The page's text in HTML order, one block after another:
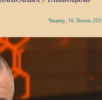
Чацвер, 16 Ліпень